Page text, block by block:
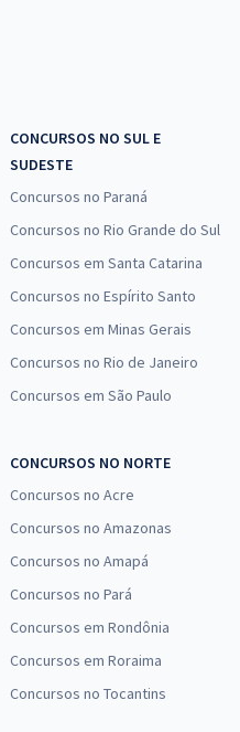
PA 2018 da Secretaria
principal característica a
Além disso, quando o
sua abordagem é mais
específicos.
a prova de Português se
bem selecionados e
geralmente é retirado de
o enunciado e saiba
geral, toda a construção
uso de figuras e sem muita
passados
de concursopassado
para você ter sucesso
CONCURSOS NO SUL E
SUDESTE
Concursos no Paraná
Concursos no Rio Grande do Sul
Concursos em Santa Catarina
Concursos no Espírito Santo
Concursos em Minas Gerais
Concursos no Rio de Janeiro
Concursos em São Paulo
CONCURSOS NO NORTE
Concursos no Acre
Concursos no Amazonas
Concursos no Amapá
Concursos no Pará
Concursos em Rondônia
Concursos em Roraima
Concursos no Tocantins